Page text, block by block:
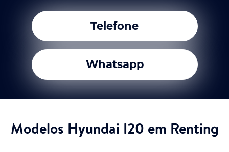
Telefone
Whatsapp
Modelos Hyundai I20 em Renting